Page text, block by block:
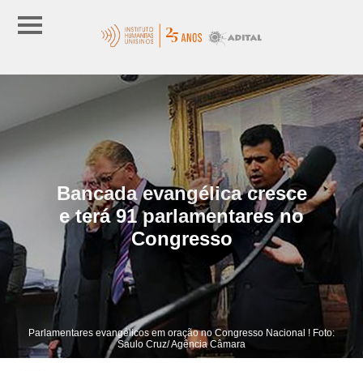
Bancada evangélica cresce
e terá 91 parlamentares no
Congresso
Parlamentares evangélicos em oração no Congresso Nacional ! Foto:
Saulo Cruz/ Agência Câmara